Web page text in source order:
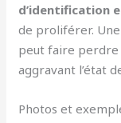
d’identification
de proliférer.
peut faire perdre
aggravant l’état
Photos et